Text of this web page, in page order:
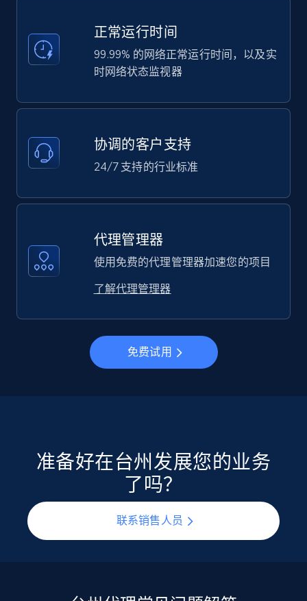
正常运行时间
99.99% 的网络正常运行时间，以及实
时网络状态监视器
协调的客户支持
24/7 支持的行业标准
代理管理器
使用免费的代理管理器加速您的项目
了解代理管理器
免费试用
准备好在台州发展您的业务
了吗？
联系销售人员